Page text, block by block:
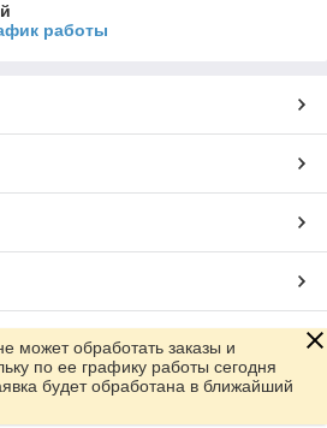
работы
Satu.kz
может обработать заказы и
по ее графику работы сегодня
будет обработана в ближайший